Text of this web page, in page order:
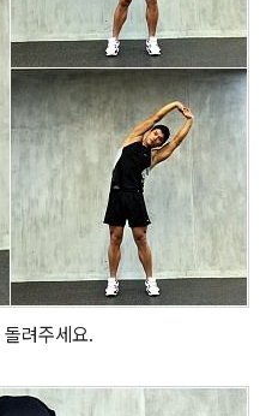
려주세요.